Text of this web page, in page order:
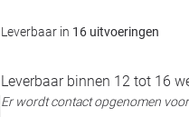
Leverbaar in 16 uitvoeringen
Leverbaar binnen 12 tot 16
Er wordt contact opgenomen